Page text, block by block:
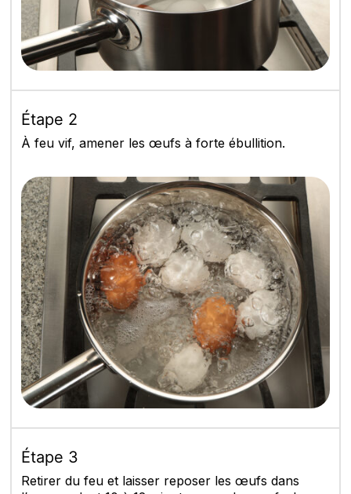
Étape 2
À feu vif, amener les œufs à forte ébullition.
Étape 3
Retirer du feu et laisser reposer les œufs dans